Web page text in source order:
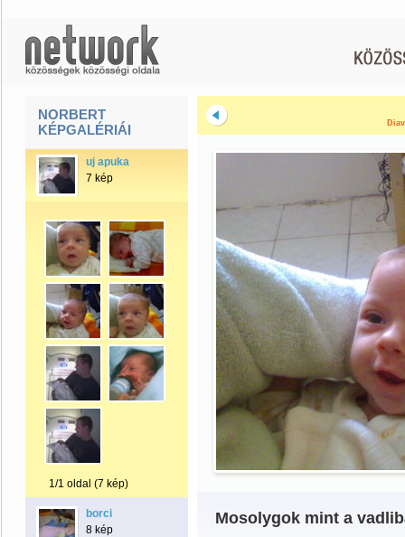
NORBERT
KÉPGALÉRIÁI
uj apuka
7 kép
1/1 oldal (7 kép)
borci
8 kép
Mosolygok mint a